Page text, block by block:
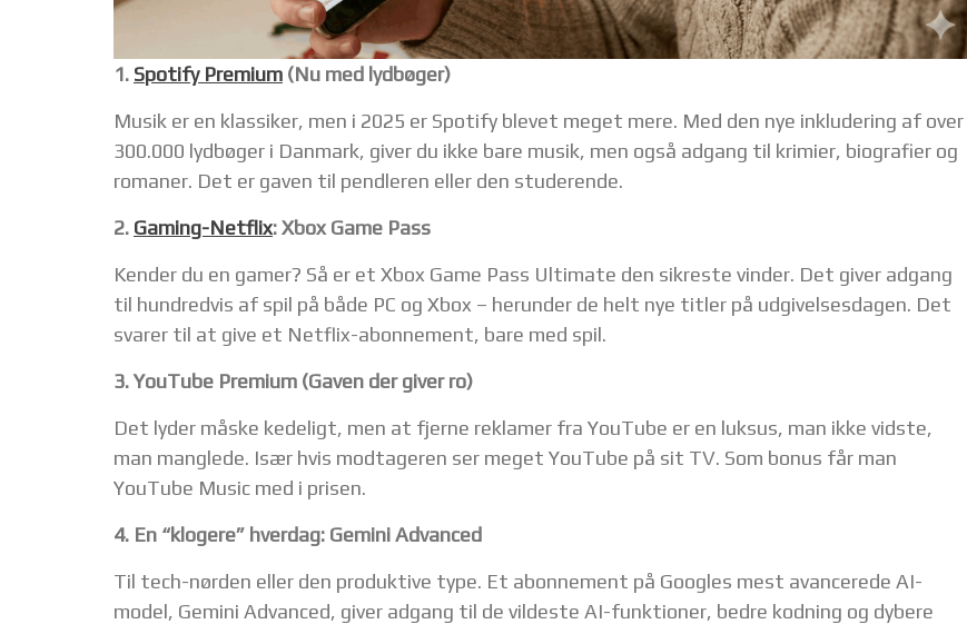
1. Spotify Premium (Nu med lydbøger)
Musik er en klassiker, men i 2025 er Spotify blevet meget mere. Med den nye inkludering af over
300.000 lydbøger i Danmark, giver du ikke bare musik, men også adgang til krimier, biografier og
romaner. Det er gaven til pendleren eller den studerende.
2. Gaming-Netflix: Xbox Game Pass
Kender du en gamer? Så er et Xbox Game Pass Ultimate den sikreste vinder. Det giver adgang
til hundredvis af spil på både PC og Xbox – herunder de helt nye titler på udgivelsesdagen. Det
svarer til at give et Netflix-abonnement, bare med spil.
3. YouTube Premium (Gaven der giver ro)
Det lyder måske kedeligt, men at fjerne reklamer fra YouTube er en luksus, man ikke vidste,
man manglede. Især hvis modtageren ser meget YouTube på sit TV. Som bonus får man
YouTube Music med i prisen.
4. En “klogere” hverdag: Gemini Advanced
Til tech-nørden eller den produktive type. Et abonnement på Googles mest avancerede AI-
model, Gemini Advanced, giver adgang til de vildeste AI-funktioner, bedre kodning og dybere